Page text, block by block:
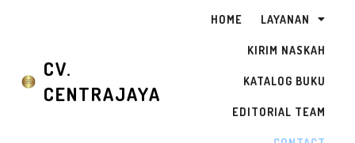
CV.
CENTRAJAYA
HOME LAYANAN
KIRIM NASKAH
KATALOG BUKU
EDITORIAL TEAM